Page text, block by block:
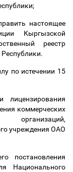
настоящее
Кыргызской
реестр
по истечении 15
коммерческих
учреждения ОАО
постановления
Национального